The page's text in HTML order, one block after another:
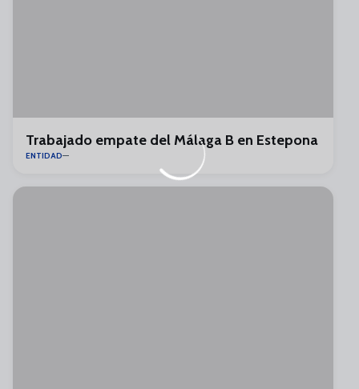
Trabajado empate del Málaga B en Estepona
ENTIDAD